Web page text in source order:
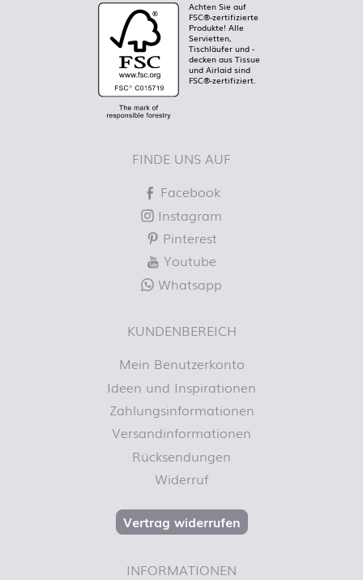
Achten Sie auf
FSC®-zertifizierte
Produkte! Alle
Servietten,
Tischläufer und -
decken aus Tissue
und Airlaid sind
FSC®-zertifiziert.
FINDE UNS AUF
Facebook
Instagram
Pinterest
Youtube
Whatsapp
KUNDENBEREICH
Mein Benutzerkonto
Ideen und Inspirationen
Zahlungsinformationen
Versandinformationen
Rücksendungen
Widerruf
Vertrag widerrufen
INFORMATIONEN